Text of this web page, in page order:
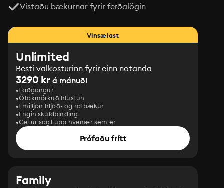
Vistaðu bækurnar fyrir ferðalögin
Vinsælast
Unlimited
Besti valkosturinn fyrir einn notanda
3290 kr á mánuði
1 aðgangur
Ótakmörkuð hlustun
1 milljón hljóð- og rafbækur
Engin skuldbinding
Getur sagt upp hvenær sem er
Prófaðu frítt
Family